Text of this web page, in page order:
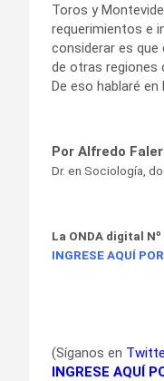
Toros y
requerimientos e
considerar es
de otras regiones
De eso hablaré
Por Alfredo
Dr. en Sociología,
La ONDA digital
INGRESE AQUÍ
(Síganos en
INGRESE AQUÍ